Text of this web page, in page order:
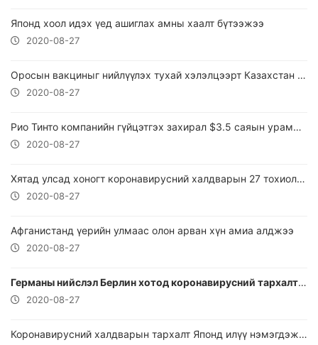
Японд хоол идэх үед ашиглах амны хаалт бүтээжээ
2020-08-27
Оросын вакциныг нийлүүлэх тухай хэлэлцээрт Казахстан гарын үсэг зуржээ
2020-08-27
Рио Тинто компанийн гүйцэтгэх захирал $3.5 саяын урамшууллаа алдлаа
2020-08-27
Хятад улсад хоногт коронавирусний халдварын 27 тохиолдол бүртгэгджээ.
2020-08-27
Афганистанд үерийн улмаас олон арван хүн амиа алджээ
2020-08-27
Германы нийслэл Берлин хотод коронавирусний тархалтыг сааруулахын тулд жагсаал хийхийг хоригложээ
2020-08-27
Коронавирусний халдварын тархалт Японд илүү нэмэгдэж байна